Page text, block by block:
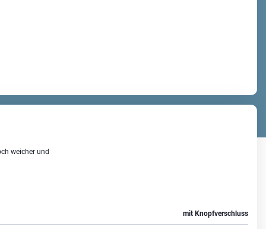
weicher und
mit Knopfverschluss